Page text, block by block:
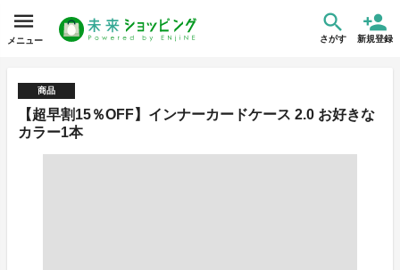
メニュー さがす 新規登録
商品
【超早割15％OFF】インナーカードケース 2.0 お好きな
カラー1本